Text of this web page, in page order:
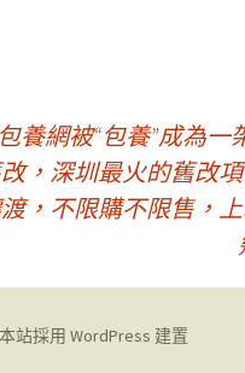
養網被“包養”成為一
，深圳最火的舊改
，不限購不限售，
本站採用 WordPress 建置